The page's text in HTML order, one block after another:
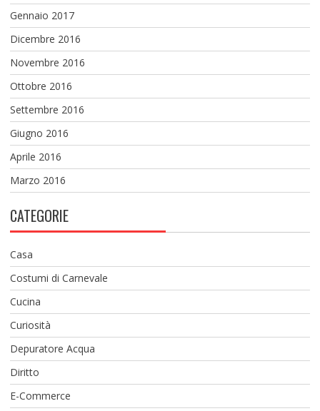
Gennaio 2017
Dicembre 2016
Novembre 2016
Ottobre 2016
Settembre 2016
Giugno 2016
Aprile 2016
Marzo 2016
CATEGORIE
Casa
Costumi di Carnevale
Cucina
Curiosità
Depuratore Acqua
Diritto
E-Commerce